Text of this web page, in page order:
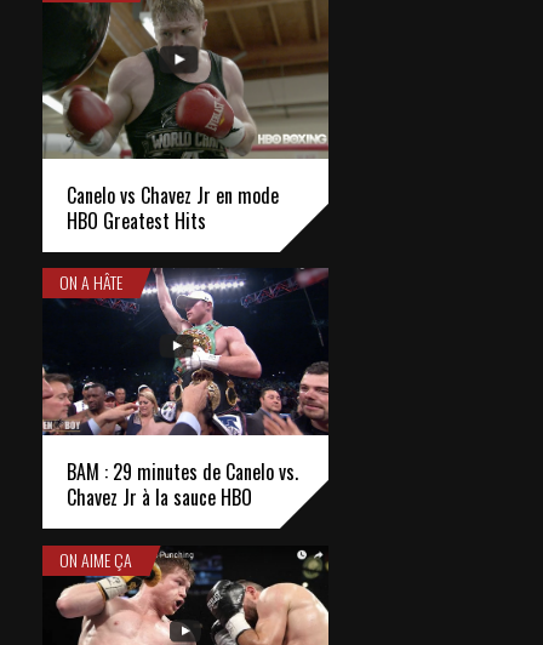
Canelo vs Chavez Jr en mode
HBO Greatest Hits
ON A HÂTE
BAM : 29 minutes de Canelo vs.
Chavez Jr à la sauce HBO
ON AIME ÇA